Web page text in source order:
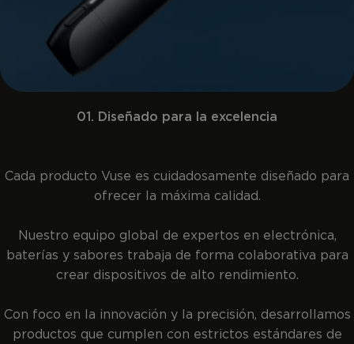
01. Diseñado para la excelencia
Cada producto Vuse es cuidadosamente diseñado para
ofrecer la máxima calidad.
Nuestro equipo global de expertos en electrónica,
baterías y sabores trabaja de forma colaborativa para
crear dispositivos de alto rendimiento.
Con foco en la innovación y la precisión, desarrollamos
productos que cumplen con estrictos estándares de